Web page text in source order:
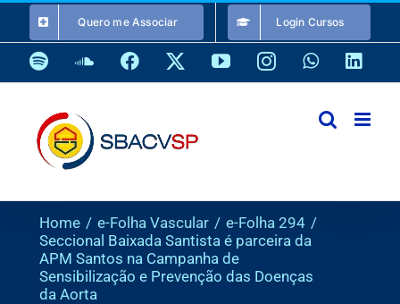
o
conteúdo
Quero me Associar Login Cursos
SpotifySoundCloud
Facebook YouTubeInstagramWhatsApp
Home e-Folha Vascular
e-Folha 294
Seccional Baixada Santista é parceira da
APM Santos na Campanha de
Sensibilização e Prevenção das Doenças
da Aorta